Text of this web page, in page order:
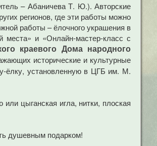
– Абаничева Т. Ю.). Авторские
регионов, где эти работы можно
работы – ёлочного украшения в
места» и «Онлайн-мастер-класс с
краевого Дома народного
исторические и культурные
ёлку, установленную в ЦГБ им. М.
цыганская игла, нитки, плоская
душевным подарком!